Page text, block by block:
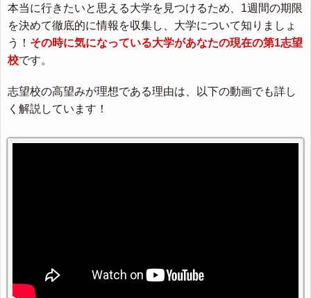
本当に行きたいと思える大学を見つけるため、1週間の期限
を決めて徹底的に情報を収集し、大学について知りましょ
う！ その時に気になっている大学があなたの現在の第1志望
校です。
志望校の高望みが理想である理由は、以下の動画でも詳し
く解説しています！